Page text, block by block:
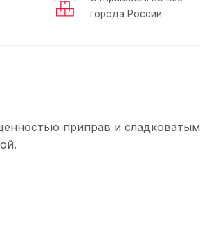
города России
приправ и сладковатым